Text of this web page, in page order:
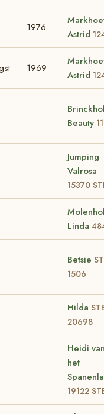
1976
Astrid
1969
Astrid
Beauty
Jumping
Valrosa
15370
Linda
Betsie
1506
Hilda
20698
Heidi
het
19122